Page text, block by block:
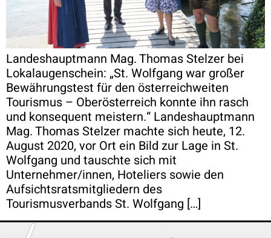
Landeshauptmann Mag. Thomas Stelzer bei
Lokalaugenschein: „St. Wolfgang war großer
Bewährungstest für den österreichweiten
Tourismus – Oberösterreich konnte ihn rasch
und konsequent meistern.“ Landeshauptmann
Mag. Thomas Stelzer machte sich heute, 12.
August 2020, vor Ort ein Bild zur Lage in St.
Wolfgang und tauschte sich mit
Unternehmer/innen, Hoteliers sowie den
Aufsichtsratsmitgliedern des
Tourismusverbands St. Wolfgang […]